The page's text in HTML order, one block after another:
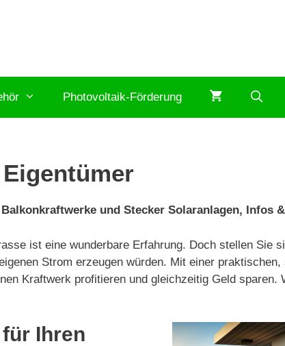
Photovoltaik-Förderung
und Stecker Solaranlagen, Infos
ist eine wunderbare Erfahrung. Doch stellen Sie
Strom erzeugen würden. Mit einer
Kraftwerk profitieren und gleichzeitig Geld sparen.
Ihren